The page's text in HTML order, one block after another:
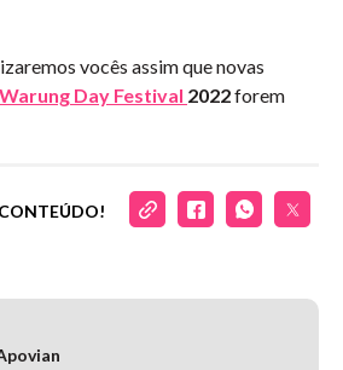
vocês assim que novas
Warung Day Festival 2022forem